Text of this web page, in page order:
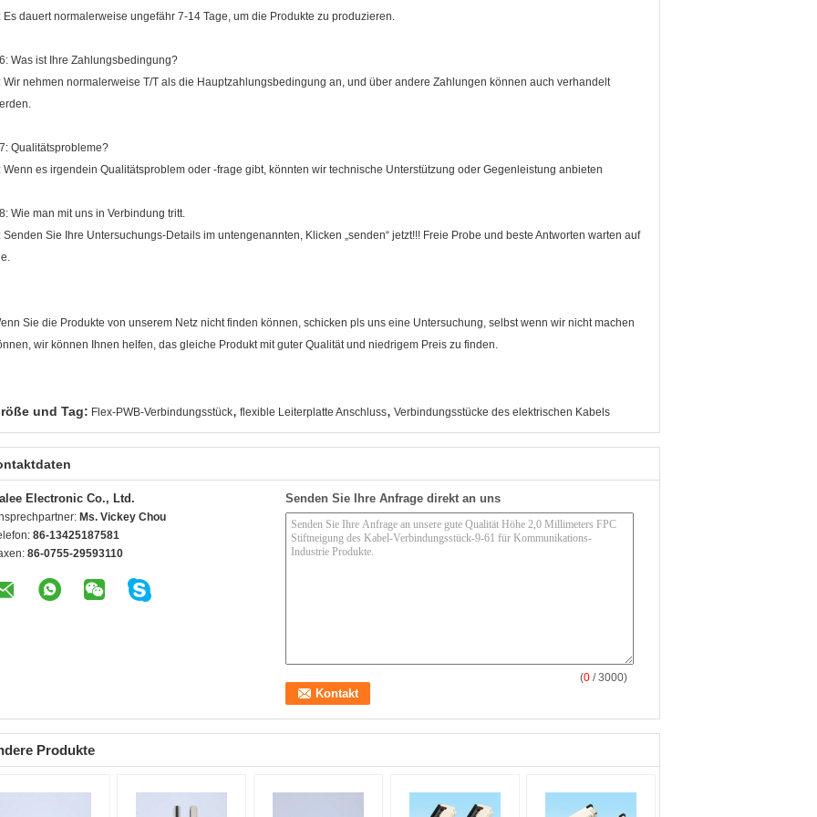
Es dauert normalerweise ungefähr 7-14 Tage, um die Produkte zu produzieren.
Was ist Ihre Zahlungsbedingung?
Wir nehmen normalerweise T/T als die Hauptzahlungsbedingung an, und über andere Zahlungen können auch verhandelt
Qualitätsprobleme?
Wenn es irgendein Qualitätsproblem oder -frage gibt, könnten wir technische Unterstützung oder Gegenleistung anbieten
Wie man mit uns in Verbindung tritt.
Senden Sie Ihre Untersuchungs-Details im untengenannten, Klicken „senden“ jetzt!!! Freie Probe und beste Antworten warten auf
Sie die Produkte von unserem Netz nicht finden können, schicken pls uns eine Untersuchung, selbst wenn wir nicht machen
wir können Ihnen helfen, das gleiche Produkt mit guter Qualität und niedrigem Preis zu finden.
und Tag: Flex-PWB-Verbindungsstück, flexible Leiterplatte Anschluss, Verbindungsstücke des elektrischen Kabels
Electronic Co., Ltd.
Ms. Vickey Chou
86-13425187581
86-0755-29593110
Senden Sie Ihre Anfrage direkt an uns
(0 / 3000)
Produkte